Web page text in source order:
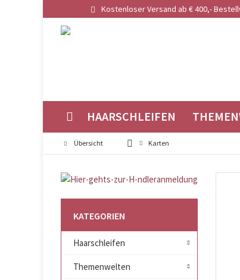
Kostenloser Versand ab € 400,-
HAARSCHLEIFEN
Übersicht Karten
KATEGORIEN
Haarschleifen
Themenwelten